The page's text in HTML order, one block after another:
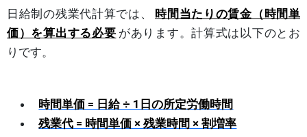
日給制の残業代計算では、
時間当たりの賃金（時間単
価）を算出する必要 があります。計算式は以下のとお
りです。
時間単価 = 日給 ÷ 1日の所定労働時間
残業代 = 時間単価 × 残業時間 × 割増率